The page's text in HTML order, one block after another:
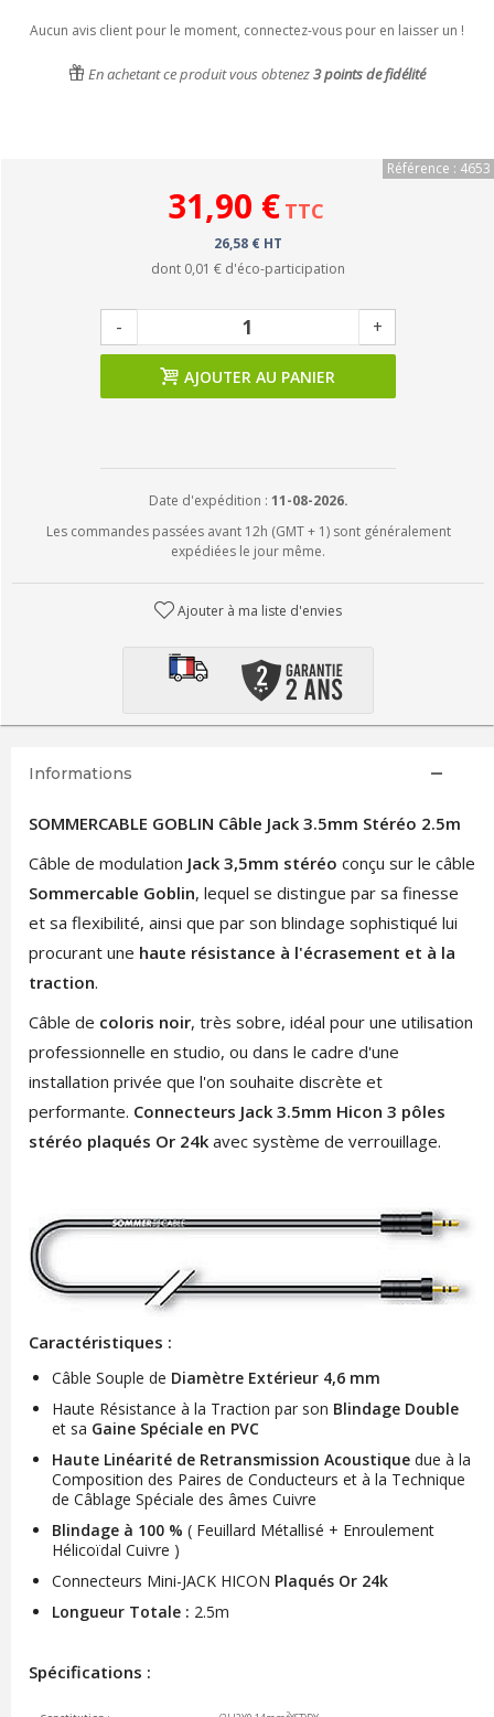
Aucun avis client pour le moment, connectez-vous pour en laisser un !
En achetant ce produit vous obtenez3points de fidélité
Référence : 4653
31,90 € TTC
26,58 € HT
dont 0,01 € d'éco-participation
- +
AJOUTER AU PANIER
Date d'expédition : 11-08-2026.
Les commandes passées avant 12h (GMT + 1) sont généralement
expédiées le jour même.
Ajouter à ma liste d'envies
Informations
SOMMERCABLE GOBLIN Câble Jack 3.5mm Stéréo 2.5m
Câble de modulation Jack 3,5mm stéréo conçu sur le câble
Sommercable Goblin, lequel se distingue par sa finesse
et sa flexibilité, ainsi que par son blindage sophistiqué lui
procurant une haute résistance à l'écrasement et à la
traction.
Câble de coloris noir, très sobre, idéal pour une utilisation
professionnelle en studio, ou dans le cadre d'une
installation privée que l'on souhaite discrète et
performante. Connecteurs Jack 3.5mm Hicon 3 pôles
stéréo plaqués Or 24kavec système de verrouillage.
Caractéristiques :
Câble Souple de Diamètre Extérieur 4,6 mm
Haute Résistance à la Traction par son Blindage Double
et sa Gaine Spéciale en PVC
Haute Linéarité de Retransmission Acoustiquedue à la
Composition des Paires de Conducteurs et à la Technique
de Câblage Spéciale des âmes Cuivre
Blindage à 100 % ( Feuillard Métallisé + Enroulement
Hélicoïdal Cuivre )
Connecteurs Mini-JACK HICON Plaqués Or 24k
Longueur Totale : 2.5m
Spécifications :
2